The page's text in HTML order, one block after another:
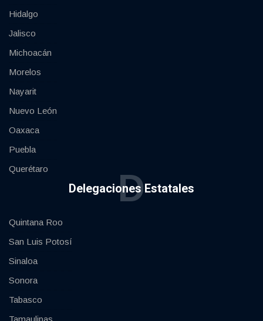
Hidalgo
Jalisco
Michoacán
Morelos
Nayarit
Nuevo León
Oaxaca
Puebla
Querétaro
Delegaciones Estatales
D
Quintana Roo
San Luis Potosí
Sinaloa
Sonora
Tabasco
Tamaulipas